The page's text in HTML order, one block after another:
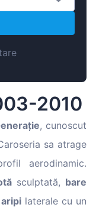
2010
, cunoscut
sa atrage
aerodinamic.
sculptată, bare
aripilaterale cu un